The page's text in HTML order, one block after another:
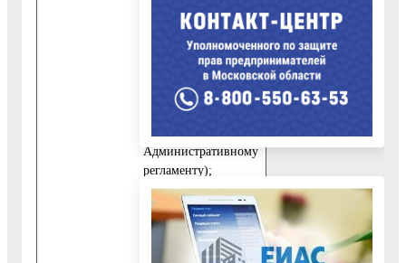
документы:
Заявление,
подписанное
Заявителем
(Приложение 7 к
Административному
регламенту);
10.2.2. Документ,
удостоверяющий
личность Заявителя.